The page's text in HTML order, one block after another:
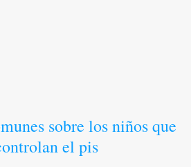
sobre los niños que
el pis